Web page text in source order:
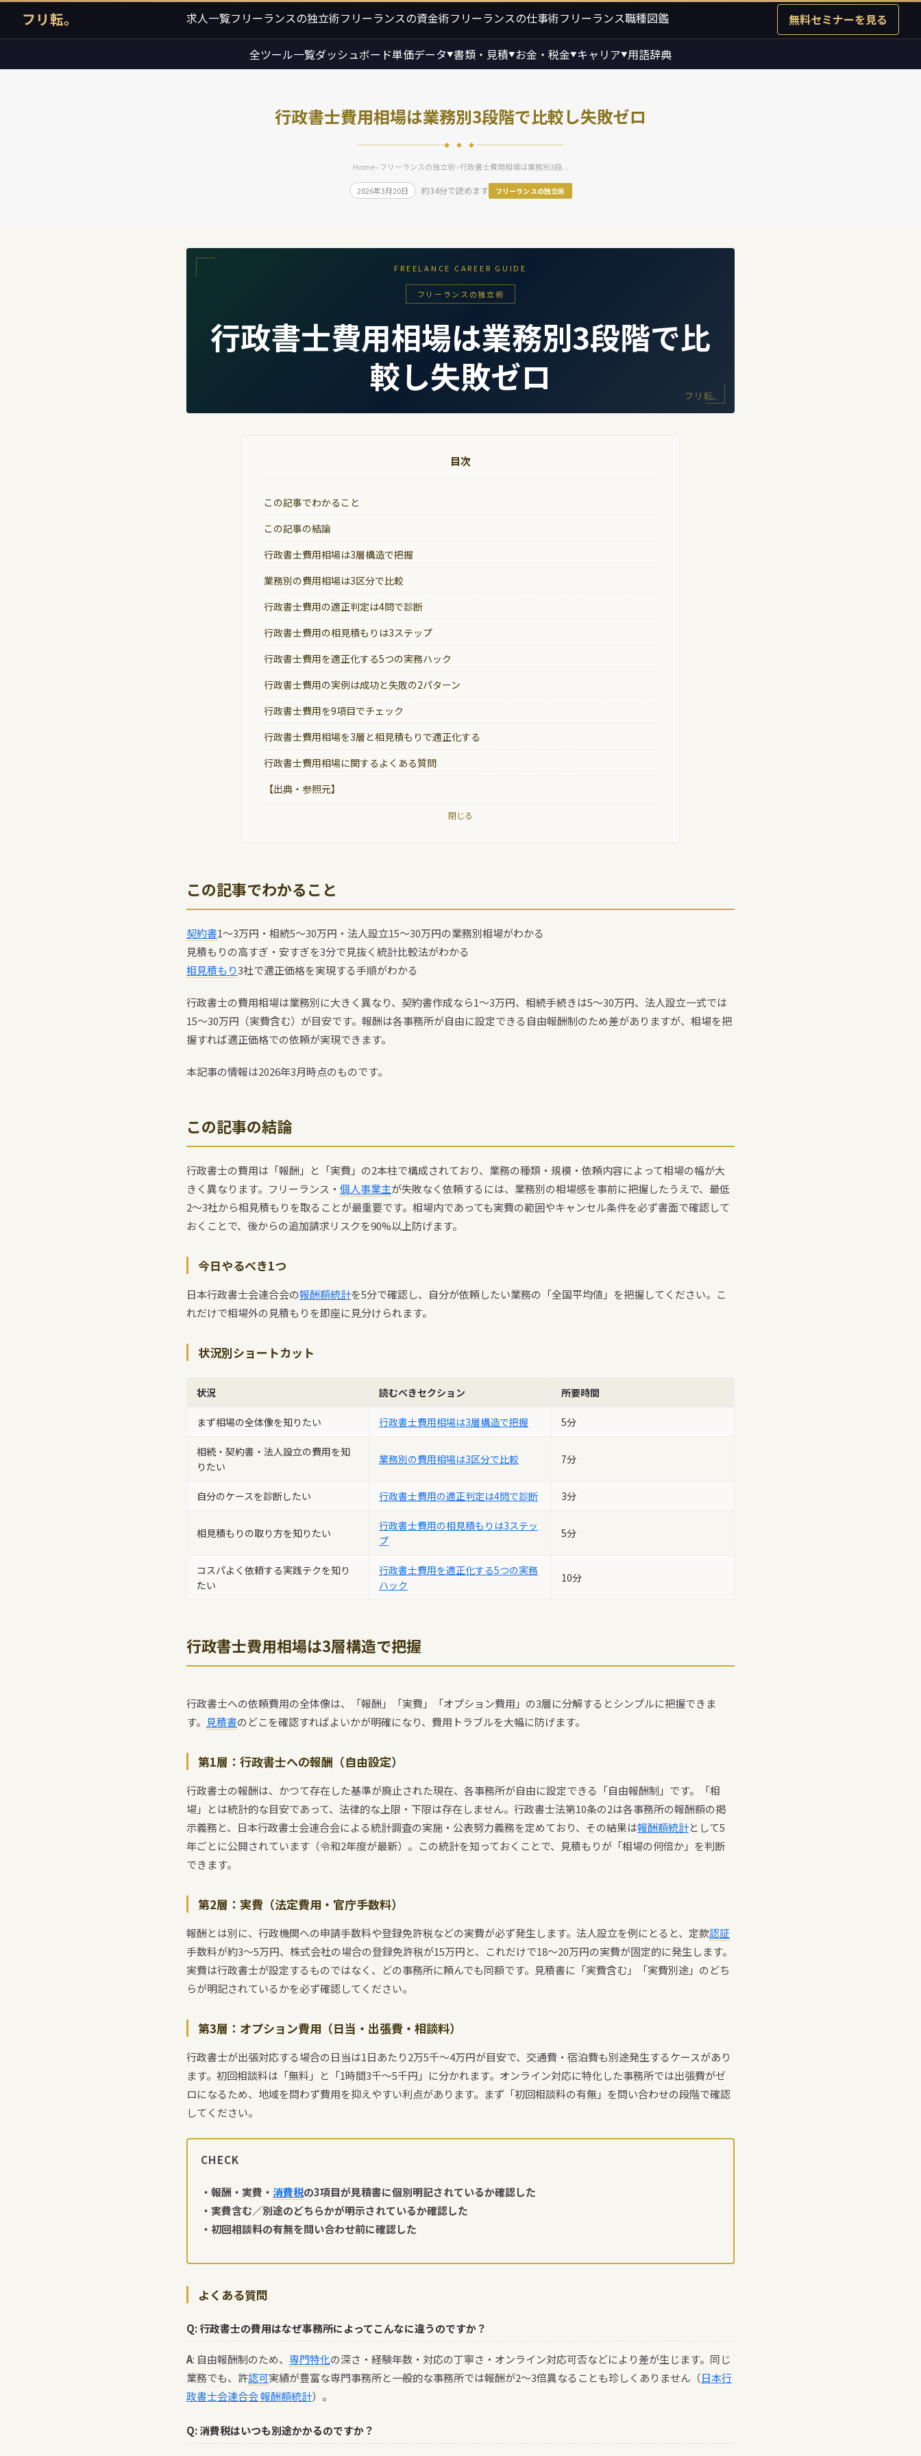
フリ転。 求人一覧フリーランスの独立術フリーランスの資金術フリーランスの仕事術フリーランス職種図鑑 無料セミナーを見る
全ツール一覧ダッシュボード単価データ▼書類・見積▼お金・税金▼キャリア▼用語辞典
行政書士費用相場は業務別3段階で比較し失敗ゼロ
◆ ◆ ◆
Home›フリーランスの独立術› 行政書士費用相場は業務別3段...
2026年3月20日 約34分で読めます フリーランスの独立術
FREELANCE CAREER GUIDE
フリーランスの独立術
行政書士費用相場は業務別3段階で比
較し失敗ゼロ
フリ転。
目次
この記事でわかること
この記事の結論
行政書士費用相場は3層構造で把握
業務別の費用相場は3区分で比較
行政書士費用の適正判定は4問で診断
行政書士費用の相見積もりは3ステップ
行政書士費用を適正化する5つの実務ハック
行政書士費用の実例は成功と失敗の2パターン
行政書士費用を9項目でチェック
行政書士費用相場を3層と相見積もりで適正化する
行政書士費用相場に関するよくある質問
【出典・参照元】
閉じる
この記事でわかること
契約書1〜3万円・相続5〜30万円・法人設立15〜30万円の業務別相場がわかる
見積もりの高すぎ・安すぎを3分で見抜く統計比較法がわかる
相見積もり3社で適正価格を実現する手順がわかる
行政書士の費用相場は業務別に大きく異なり、契約書作成なら1〜3万円、相続手続きは5〜30万円、法人設立一式では
15〜30万円（実費含む）が目安です。報酬は各事務所が自由に設定できる自由報酬制のため差がありますが、相場を把
握すれば適正価格での依頼が実現できます。
本記事の情報は2026年3月時点のものです。
この記事の結論
行政書士の費用は「報酬」と「実費」の2本柱で構成されており、業務の種類・規模・依頼内容によって相場の幅が大
きく異なります。フリーランス・ 個人事業主が失敗なく依頼するには、業務別の相場感を事前に把握したうえで、最低
2〜3社から相見積もりを取ることが最重要です。相場内であっても実費の範囲やキャンセル条件を必ず書面で確認して
おくことで、後からの追加請求リスクを90%以上防げます。
今日やるべき1つ
日本行政書士会連合会の報酬額統計を5分で確認し、自分が依頼したい業務の「全国平均値」を把握してください。こ
れだけで相場外の見積もりを即座に見分けられます。
状況別ショートカット
状況 読むべきセクション 所要時間
まず相場の全体像を知りたい 行政書士費用相場は3層構造で把握 5分
相続・契約書・法人設立の費用を知
りたい
業務別の費用相場は3区分で比較 7分
自分のケースを診断したい 行政書士費用の適正判定は4問で診断 3分
相見積もりの取り方を知りたい
行政書士費用の相見積もりは3ステッ
プ
5分
コスパよく依頼する実践テクを知り
たい
行政書士費用を適正化する5つの実務
ハック
10分
行政書士費用相場は3層構造で把握
行政書士への依頼費用の全体像は、「報酬」「実費」「オプション費用」の3層に分解するとシンプルに把握できま
す。 見積書のどこを確認すればよいかが明確になり、費用トラブルを大幅に防げます。
第1層：行政書士への報酬（自由設定）
行政書士の報酬は、かつて存在した基準が廃止された現在、各事務所が自由に設定できる「自由報酬制」です。「相
場」とは統計的な目安であって、法律的な上限・下限は存在しません。行政書士法第10条の2は各事務所の報酬額の掲
示義務と、日本行政書士会連合会による統計調査の実施・公表努力義務を定めており、その結果は報酬額統計として5
年ごとに公開されています（令和2年度が最新）。この統計を知っておくことで、見積もりが「相場の何倍か」を判断
できます。
第2層：実費（法定費用・官庁手数料）
報酬とは別に、行政機関への申請手数料や登録免許税などの実費が必ず発生します。法人設立を例にとると、定款認証
手数料が約3〜5万円、株式会社の場合の登録免許税が15万円と、これだけで18〜20万円の実費が固定的に発生します。
実費は行政書士が設定するものではなく、どの事務所に頼んでも同額です。見積書に「実費含む」「実費別途」のどち
らが明記されているかを必ず確認してください。
第3層：オプション費用（日当・出張費・相談料）
行政書士が出張対応する場合の日当は1日あたり2万5千〜4万円が目安で、交通費・宿泊費も別途発生するケースがあり
ます。初回相談料は「無料」と「1時間3千〜5千円」に分かれます。オンライン対応に特化した事務所では出張費がゼ
ロになるため、地域を問わず費用を抑えやすい利点があります。まず「初回相談料の有無」を問い合わせの段階で確認
してください。
CHECK
・報酬・実費・消費税の3項目が見積書に個別明記されているか確認した
・実費含む／別途のどちらかが明示されているか確認した
・初回相談料の有無を問い合わせ前に確認した
よくある質問
Q: 行政書士の費用はなぜ事務所によってこんなに違うのですか？
A: 自由報酬制のため、 専門特化の深さ・経験年数・対応の丁寧さ・オンライン対応可否などにより差が生じます。同じ
業務でも、許認可実績が豊富な専門事務所と一般的な事務所では報酬が2〜3倍異なることも珍しくありません（日本行
政書士会連合会 報酬額統計）。
Q: 消費税はいつも別途かかるのですか？